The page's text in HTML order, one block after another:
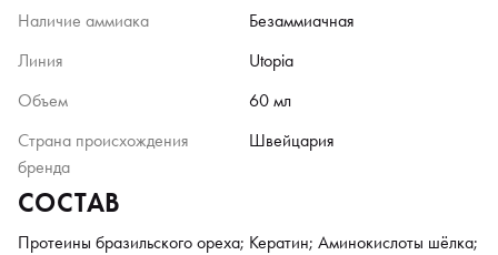
Наличие аммиака
Безаммиачная
Линия
Utopia
Объем
60 мл
Страна происхождения
бренда
Швейцария
СОСТАВ
Протеины бразильского ореха; Кератин; Аминокислоты шёлка;